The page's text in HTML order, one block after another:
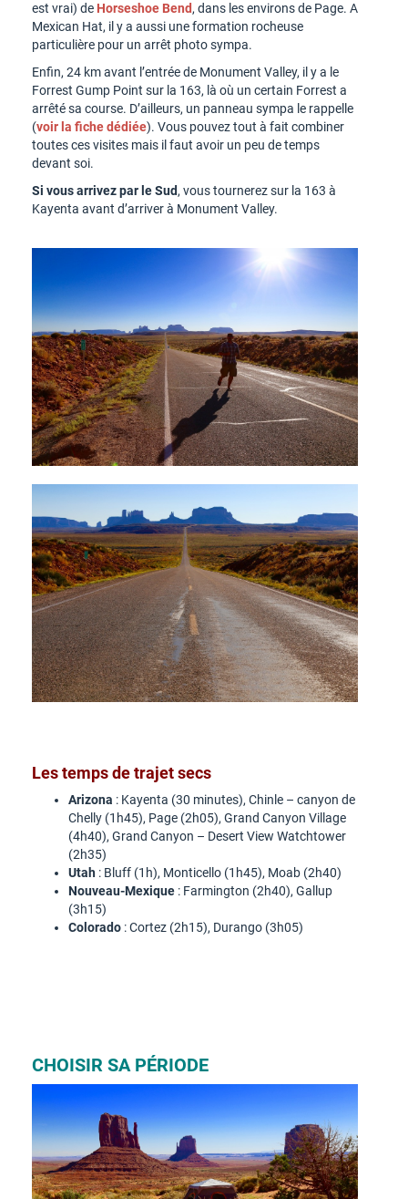
est vrai) de Horseshoe Bend, dans les environs de Page. A
Mexican Hat, il y a aussi une formation rocheuse
particulière pour un arrêt photo sympa.
Enfin, 24 km avant l’entrée de Monument Valley, il y a le
Forrest Gump Point sur la 163, là où un certain Forrest a
arrêté sa course. D’ailleurs, un panneau sympa le rappelle
(voir la fiche dédiée). Vous pouvez tout à fait combiner
toutes ces visites mais il faut avoir un peu de temps
devant soi.
Si vous arrivez par le Sud, vous tournerez sur la 163 à
Kayenta avant d’arriver à Monument Valley.
Les temps de trajet secs
Arizona : Kayenta (30 minutes), Chinle – canyon de
Chelly (1h45), Page (2h05), Grand Canyon Village
(4h40), Grand Canyon – Desert View Watchtower
(2h35)
Utah : Bluff (1h), Monticello (1h45), Moab (2h40)
Nouveau-Mexique : Farmington (2h40), Gallup
(3h15)
Colorado : Cortez (2h15), Durango (3h05)
CHOISIR SA PÉRIODE